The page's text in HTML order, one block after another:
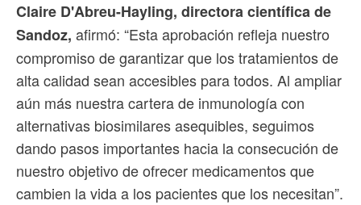
Claire D'Abreu-Hayling, directora científica de
Sandoz, afirmó: “Esta aprobación refleja nuestro
compromiso de garantizar que los tratamientos de
alta calidad sean accesibles para todos. Al ampliar
aún más nuestra cartera de inmunología con
alternativas biosimilares asequibles, seguimos
dando pasos importantes hacia la consecución de
nuestro objetivo de ofrecer medicamentos que
cambien la vida a los pacientes que los necesitan”.